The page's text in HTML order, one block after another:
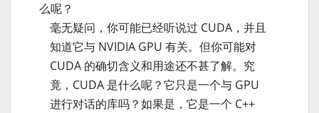
么呢？
毫无疑问，你可能已经听说过 CUDA，并且
知道它与 NVIDIA GPU 有关。但你可能对
CUDA 的确切含义和用途还不甚了解。究
竟，CUDA 是什么呢？它只是一个与 GPU
进行对话的库吗？如果是，它是一个 C++